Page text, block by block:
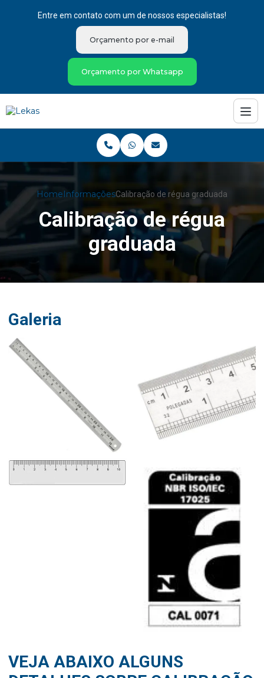
Entre em contato com um de nossos especialistas!
Orçamento por e-mail
Orçamento por Whatsapp
HomeInformaçõesCalibração de régua graduada
Calibração de régua
graduada
Galeria
VEJA ABAIXO ALGUNS